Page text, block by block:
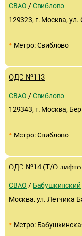
СВАО /Свиблово
129323, г. Москва, ул.
• Метро: Свиблово
ОДС №113
СВАО /Свиблово
129343, г. Москва,
• Метро: Свиблово
ОДС №14 (Т/О
СВАО / Бабушкинский
Москва, ул. Летчика
• Метро: